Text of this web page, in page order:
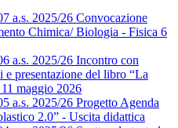
a.s. 2025/26 Convocazione
Chimica/ Biologia - Fisica 6
a.s. 2025/26 Incontro con
presentazione del libro “La
maggio 2026
a.s. 2025/26 Progetto Agenda
2.0” - Uscita didattica